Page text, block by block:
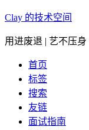
Clay 的技术空间
用进废退 | 艺不压身
首页
标签
搜索
友链
面试指南